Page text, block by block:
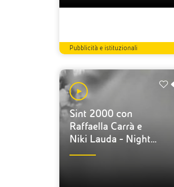
Pubblicità e istituzionali
Sint 2000 con
Raffaella Carrà e
Niki Lauda - Night
club